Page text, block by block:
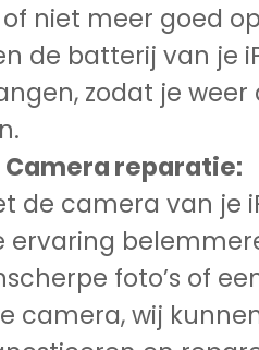
niet meer goed
de batterij van je
zodat je
Camera reparatie:
de camera van je
ervaring
foto’s of
camera, wij